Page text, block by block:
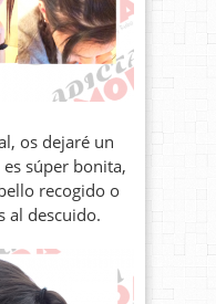
os dejaré un
súper bonita,
recogido o
al descuido.